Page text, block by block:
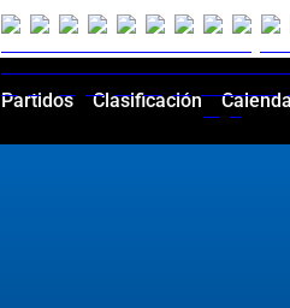
Partidos Clasificación